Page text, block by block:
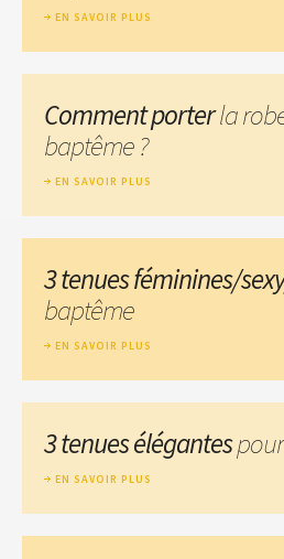
EN SAVOIR PLUS
Comment porterla
baptême ?
EN SAVOIR PLUS
3 tenues féminines/
baptême
EN SAVOIR PLUS
3 tenues élégantes
EN SAVOIR PLUS